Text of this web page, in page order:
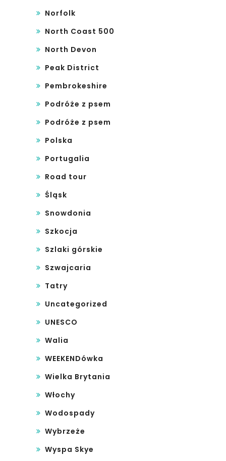
Norfolk
North Coast 500
North Devon
Peak District
Pembrokeshire
Podróże z psem
Podróże z psem
Polska
Portugalia
Road tour
Śląsk
Snowdonia
Szkocja
Szlaki górskie
Szwajcaria
Tatry
Uncategorized
UNESCO
Walia
WEEKENDówka
Wielka Brytania
Włochy
Wodospady
Wybrzeże
Wyspa Skye